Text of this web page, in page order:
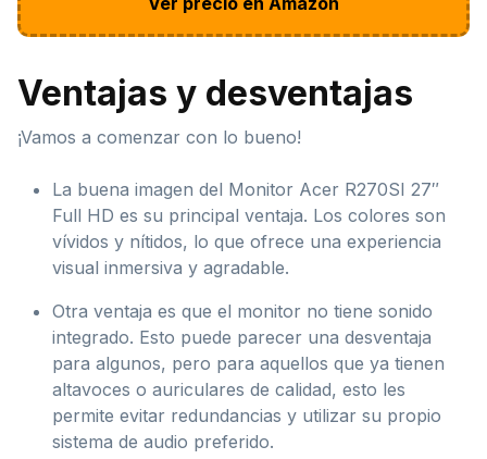
Ventajas y desventajas
¡Vamos a comenzar con lo bueno!
La buena imagen del Monitor Acer R270SI 27″
Full HD es su principal ventaja. Los colores son
vívidos y nítidos, lo que ofrece una experiencia
visual inmersiva y agradable.
Otra ventaja es que el monitor no tiene sonido
integrado. Esto puede parecer una desventaja
para algunos, pero para aquellos que ya tienen
altavoces o auriculares de calidad, esto les
permite evitar redundancias y utilizar su propio
sistema de audio preferido.